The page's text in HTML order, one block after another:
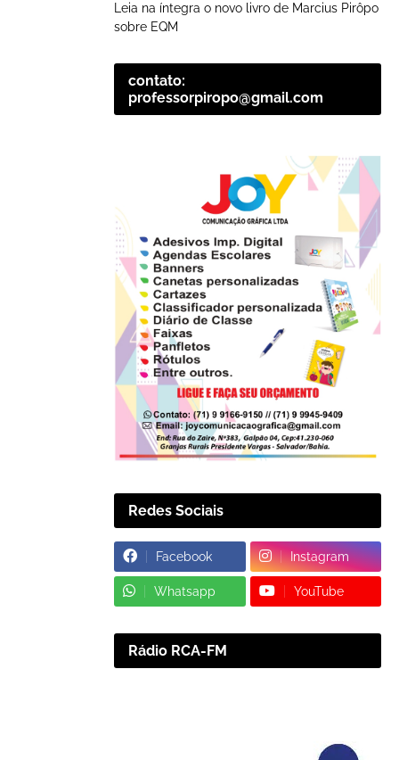
Leia na íntegra o novo livro de Marcius Pirôpo
sobre EQM
contato:
professorpiropo@gmail.com
Redes Sociais
Facebook Instagram
Whatsapp YouTube
Rádio RCA-FM